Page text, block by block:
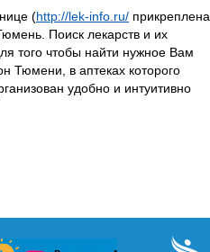
(http://lek-info.ru/ прикреплена
Поиск лекарств и их
того чтобы найти нужное Вам
Тюмени, в аптеках которого
удобно и интуитивно